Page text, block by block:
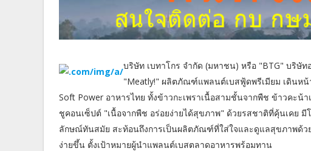
บริษัท เบทาโกร จำกัด (มหาชน) หรือ "BTG" บริษั
"Meatly!" ผลิตภัณฑ์แพลนต์เบสฟู้ดพรีเมียม เดินหน้
Soft Power อาหารไทย ทั้งข้าวกะเพราเนื้อสามชั้นจากพืช ข้าวคะ
ชูคอนเซ็ปต์ "เนื้อจากพืช อร่อยง่ายได้สุขภาพ" ด้วยรสชาติที่คุ้นเคย มี
ลักษณ์ทันสมัย สะท้อนถึงการเป็นผลิตภัณฑ์ที่ใส่ใจและดูแลสุขภาพด้ว
ง่ายขึ้น ตั้งเป้าหมายผู้นำแพลนต์เบสตลาดอาหารพร้อมทาน